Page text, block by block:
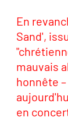
En
Sand',
mauvais
honnête
en